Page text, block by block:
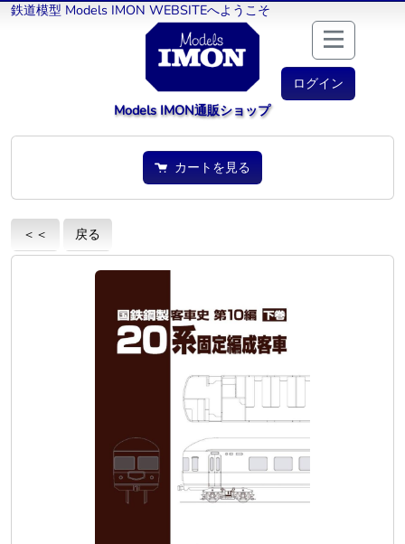
鉄道模型 Models IMON WEBSITEへようこそ
ログイン
Models IMON通販ショップ
カートを見る
＜＜ 戻る